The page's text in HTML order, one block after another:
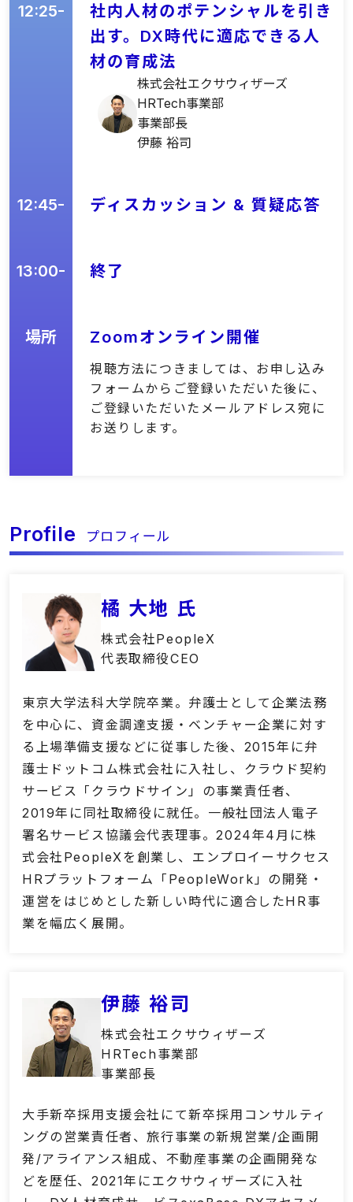
12:25-
社内人材のポテンシャルを引き
出す。DX時代に適応できる人
材の育成法
株式会社エクサウィザーズ
HRTech事業部
事業部長
伊藤 裕司
12:45- ディスカッション & 質疑応答
13:00- 終了
場所 Zoomオンライン開催
視聴方法につきましては、お申し込み
フォームからご登録いただいた後に、
ご登録いただいたメールアドレス宛に
お送りします。
Profile プロフィール
橘 大地 氏
株式会社PeopleX
代表取締役CEO
東京大学法科大学院卒業。弁護士として企業法務
を中心に、資金調達支援・ベンチャー企業に対す
る上場準備支援などに従事した後、2015年に弁
護士ドットコム株式会社に入社し、クラウド契約
サービス「クラウドサイン」の事業責任者、
2019年に同社取締役に就任。一般社団法人電子
署名サービス協議会代表理事。2024年4月に株
式会社PeopleXを創業し、エンプロイーサクセス
HRプラットフォーム「PeopleWork」の開発・
運営をはじめとした新しい時代に適合したHR事
業を幅広く展開。
伊藤 裕司
株式会社エクサウィザーズ
HRTech事業部
事業部長
大手新卒採用支援会社にて新卒採用コンサルティ
ングの営業責任者、旅行事業の新規営業/企画開
発/アライアンス組成、不動産事業の企画開発な
どを歴任、2021年にエクサウィザーズに入社